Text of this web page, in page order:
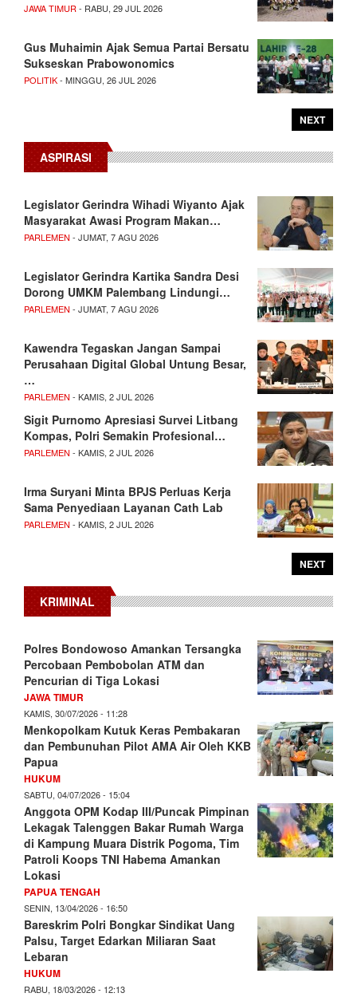
JAWA TIMUR - RABU, 29 JUL 2026
Gus Muhaimin Ajak Semua Partai Bersatu
Sukseskan Prabowonomics
POLITIK- MINGGU, 26 JUL 2026
NEXT
ASPIRASI
Legislator Gerindra Wihadi Wiyanto Ajak
Masyarakat Awasi Program Makan…
PARLEMEN - JUMAT, 7 AGU 2026
Legislator Gerindra Kartika Sandra Desi
Dorong UMKM Palembang Lindungi…
PARLEMEN - JUMAT, 7 AGU 2026
Kawendra Tegaskan Jangan Sampai
Perusahaan Digital Global Untung Besar,
…
PARLEMEN - KAMIS, 2 JUL 2026
Sigit Purnomo Apresiasi Survei Litbang
Kompas, Polri Semakin Profesional…
PARLEMEN - KAMIS, 2 JUL 2026
Irma Suryani Minta BPJS Perluas Kerja
Sama Penyediaan Layanan Cath Lab
PARLEMEN - KAMIS, 2 JUL 2026
NEXT
KRIMINAL
Polres Bondowoso Amankan Tersangka
Percobaan Pembobolan ATM dan
Pencurian di Tiga Lokasi
JAWA TIMUR
KAMIS, 30/07/2026 - 11:28
Menkopolkam Kutuk Keras Pembakaran
dan Pembunuhan Pilot AMA Air Oleh KKB
Papua
HUKUM
SABTU, 04/07/2026 - 15:04
Anggota OPM Kodap III/Puncak Pimpinan
Lekagak Talenggen Bakar Rumah Warga
di Kampung Muara Distrik Pogoma, Tim
Patroli Koops TNI Habema Amankan
Lokasi
PAPUA TENGAH
SENIN, 13/04/2026 - 16:50
Bareskrim Polri Bongkar Sindikat Uang
Palsu, Target Edarkan Miliaran Saat
Lebaran
HUKUM
RABU, 18/03/2026 - 12:13